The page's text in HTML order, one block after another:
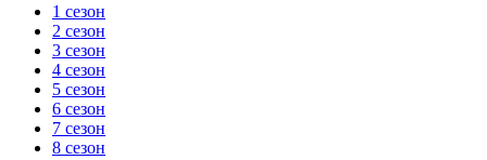
1 сезон
2 сезон
3 сезон
4 сезон
5 сезон
6 сезон
7 сезон
8 сезон